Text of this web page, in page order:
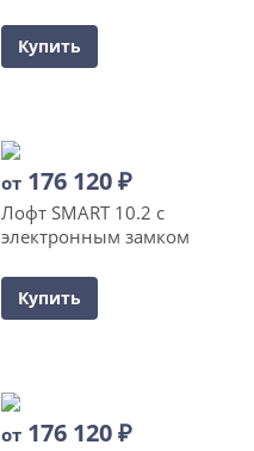
Купить
от 176 120₽
Лофт SMART 10.2 с
электронным замком
Купить
от 176 120₽